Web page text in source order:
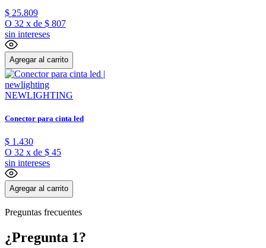
$ 25.809
O 32 x de $ 807
sin intereses
Agregar al carrito
NEWLIGHTING
Conector para cinta led
$ 1 .430
O 32 x de $ 45
sin intereses
Agregar al carrito
Preguntas frecuentes
¿Pregunta 1?